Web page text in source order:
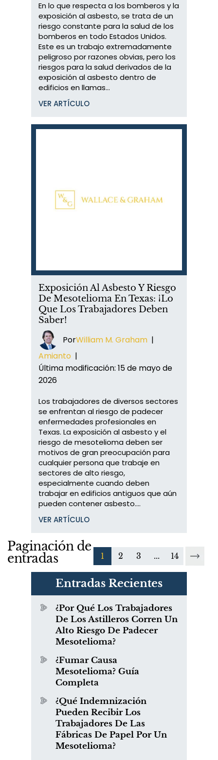
En lo que respecta a los bomberos y la
exposición al asbesto, se trata de un
riesgo constante para la salud de los
bomberos en todo Estados Unidos.
Este es un trabajo extremadamente
peligroso por razones obvias, pero los
riesgos para la salud derivados de la
exposición al asbesto dentro de
edificios en llamas...
VER ARTÍCULO
Exposición Al Asbesto Y Riesgo
De Mesotelioma En Texas: ¡Lo
Que Los Trabajadores Deben
Saber!
PorWilliam M. Graham |
Amianto |
Última modificación: 15 de mayo de
2026
Los trabajadores de diversos sectores
se enfrentan al riesgo de padecer
enfermedades profesionales en
Texas. La exposición al asbesto y el
riesgo de mesotelioma deben ser
motivos de gran preocupación para
cualquier persona que trabaje en
sectores de alto riesgo,
especialmente cuando deben
trabajar en edificios antiguos que aún
pueden contener asbesto....
VER ARTÍCULO
Paginación de
entradas
1 2 3 ... 14
Entradas Recientes
¿Por Qué Los Trabajadores
De Los Astilleros Corren Un
Alto Riesgo De Padecer
Mesotelioma?
¿Fumar Causa
Mesotelioma? Guía
Completa
¿Qué Indemnización
Pueden Recibir Los
Trabajadores De Las
Fábricas De Papel Por Un
Mesotelioma?